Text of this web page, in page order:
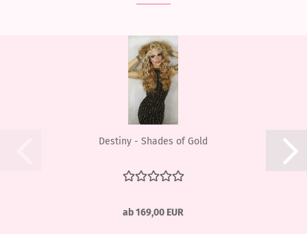
Destiny - Shades of Gold
ab 169,00 EUR